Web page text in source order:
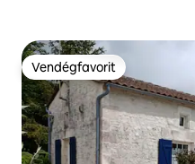
Vendégfavorit
Vendégfavorit